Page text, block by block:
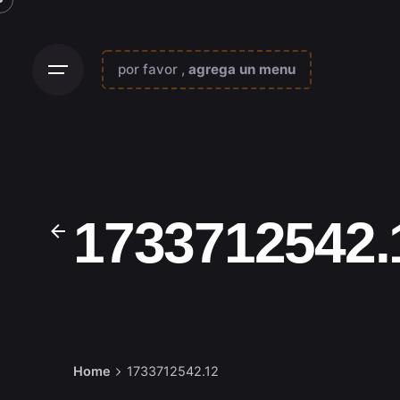
Skip
por favor ,agrega un menu
Home 1733712542.12